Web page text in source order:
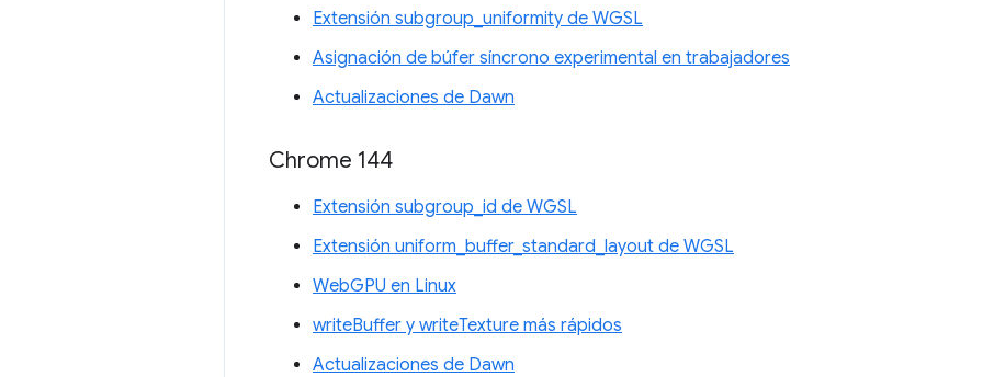
Extensión subgroup_uniformity de WGSL
Asignación de búfer síncrono experimental en trabajadores
Actualizaciones de Dawn
Chrome 144
Extensión subgroup_id de WGSL
Extensión uniform_buffer_standard_layout de WGSL
WebGPU en Linux
writeBuffer y writeTexture más rápidos
Actualizaciones de Dawn